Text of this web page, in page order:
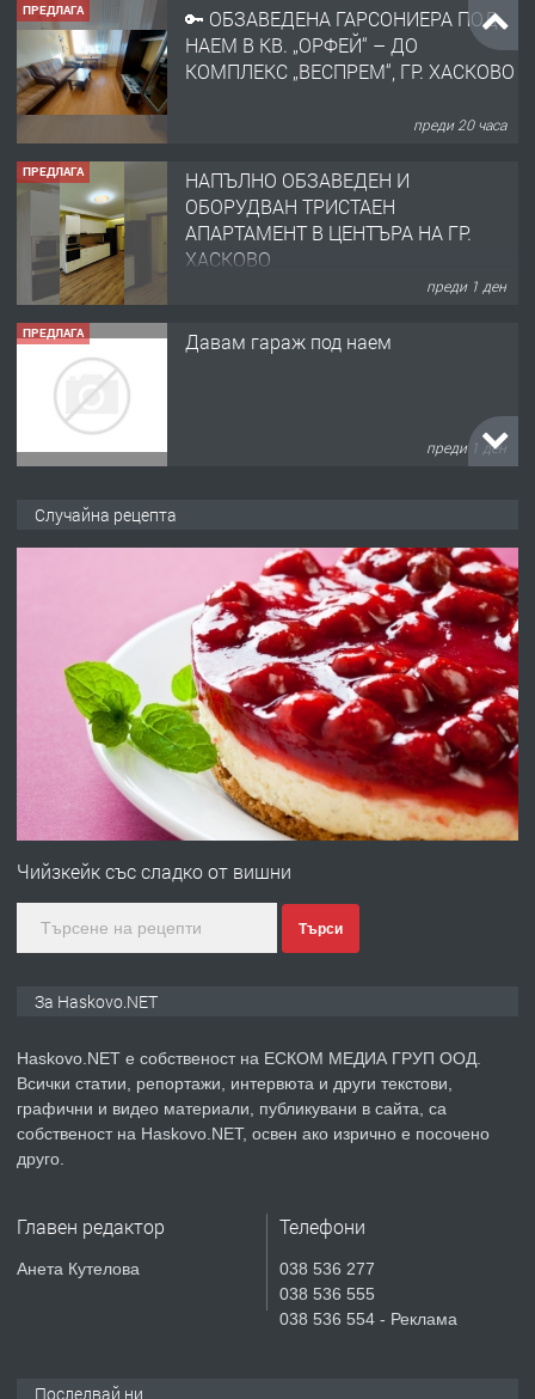
ПРЕДЛАГА
🔑 ОБЗАВЕДЕНА ГАРСОНИЕРА ПОД
НАЕМ В КВ. „ОРФЕЙ“ – ДО
КОМПЛЕКС „ВЕСПРЕМ“, ГР. ХАСКОВО
преди 20 часа
ПРЕДЛАГА
НАПЪЛНО ОБЗАВЕДЕН И
ОБОРУДВАН ТРИСТАЕН
АПАРТАМЕНТ В ЦЕНТЪРА НА ГР.
ХАСКОВО
преди 1 ден
ПРЕДЛАГА Давам гараж под наем
преди 1 ден
градската градина!
преди 1 ден
ПРОСТОРЕН ТРИСТАЕН
АПАРТАМЕНТ В НОВА СГРАДА КВ.
КУБА
преди 2 дни
Продавам парцел в гр. Хасково кв.
асфалт 0889 537 426
преди 2 дни
ПРЕДЛАГА
№4119 Едностаен обзаведен
Къртене на бетон! Събаряне на
Случайна рецепта
Чийзкейк със сладко от вишни
Търси
За Haskovo.NET
Haskovo.NET е собственост на ЕСКОМ МЕДИА ГРУП ООД.
Всички статии, репортажи, интервюта и други текстови,
графични и видео материали, публикувани в сайта, са
собственост на Haskovo.NET, освен ако изрично е посочено
друго.
Главен редактор
Анета Кутелова
Телефони
038 536 277
038 536 555
038 536 554 - Реклама
Последвай ни